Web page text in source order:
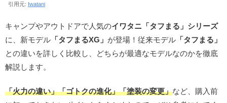
引用元: Iwatani
キャンプやアウトドアで人気のイワタニ「タフまる」シリーズ
に、新モデル 「タフまるXG」 が登場！従来モデル 「タフまる」
との違いを詳しく比較し、どちらが最適なモデルなのかを徹底
解説します。
「火力の違い」「ゴトクの進化」「塗装の変更」など、購入前